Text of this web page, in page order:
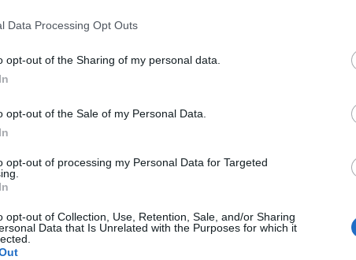
Data Processing Opt Outs
opt-out of the Sharing of my personal data.
opt-out of the Sale of my Personal Data.
opt-out of processing my Personal Data for Targeted
opt-out of Collection, Use, Retention, Sale, and/or Sharing
Data that Is Unrelated with the Purposes for which it
színházi önkéntesek vezetik végig a kulisszák
ahova a nézők amúgy nem tehetik be
Papp Janó tervezte jelmezeket, Bodnár György
miként készül el a színházi frizura, a
Színházi szakemberek irányításával az
órákon, énekórán gyarapíthatják